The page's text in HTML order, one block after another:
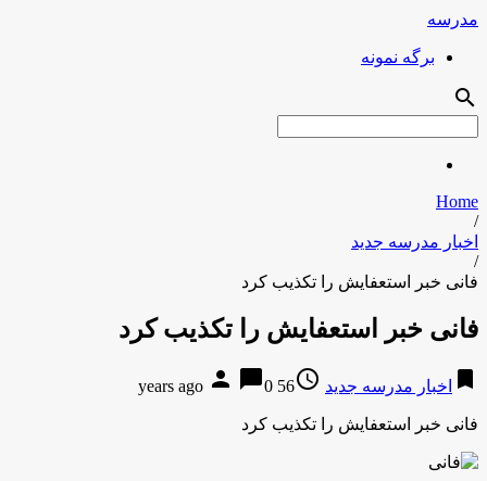
مدرسه
برگه نمونه
search
Home
/
اخبار مدرسه جدید
/
فانی خبر استعفایش را تکذیب کرد
فانی خبر استعفایش را تکذیب کرد
bookmark اخبار مدرسه جدید access_time
56 years ago
person chat_bubble0
فانی خبر استعفایش را تکذیب کرد